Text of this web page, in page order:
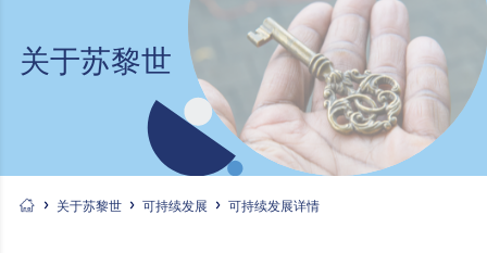
关于苏黎世
关于苏黎世 可持续发展 可持续发展详情